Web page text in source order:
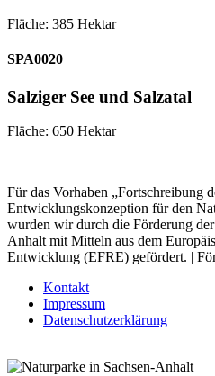
Fläche: 385 Hektar
SPA0020
Salziger See und Salzatal
Fläche: 650 Hektar
Für das Vorhaben „Fortschreibung
Entwicklungskonzeption für den
wurden wir durch die Förderung
Anhalt mit Mitteln aus dem
Entwicklung (EFRE) gefördert. |
Kontakt
Impressum
Datenschutzerklärung